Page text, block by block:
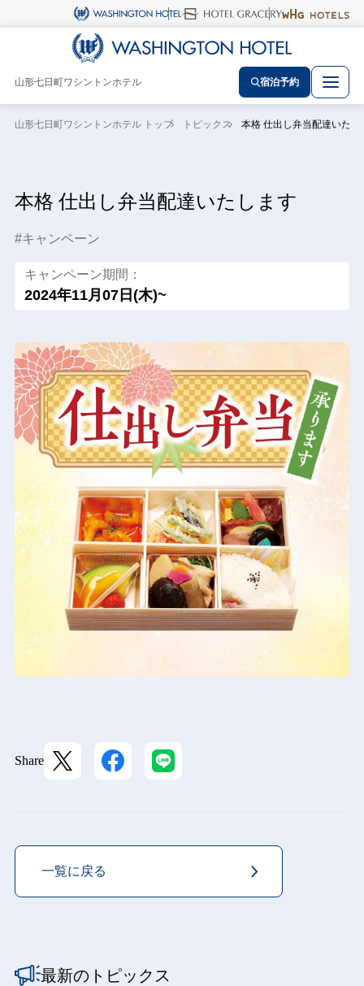
山形七日町ワシントンホテル 宿泊予約
山形七日町ワシントンホテル トップ トピックス 本格 仕出し弁当配達いたし
本格 仕出し弁当配達いたします
キャンペーン
キャンペーン期間：
2024年11月07日(木)~
Share
一覧に戻る
最新のトピックス